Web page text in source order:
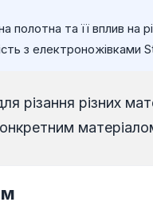
полотна та її вплив на
з електроножівками
різання різних